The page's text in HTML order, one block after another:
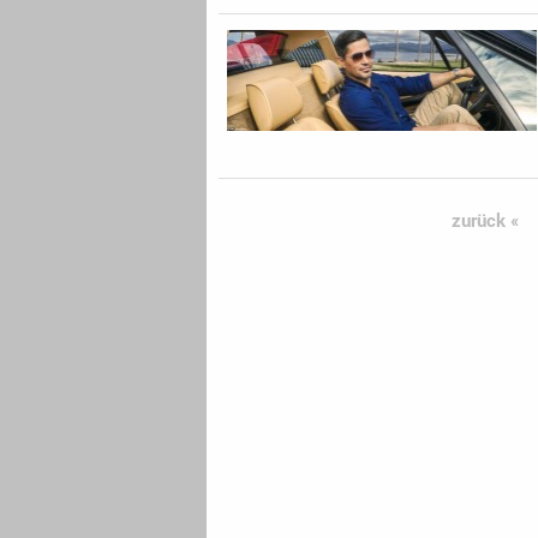
zurück «